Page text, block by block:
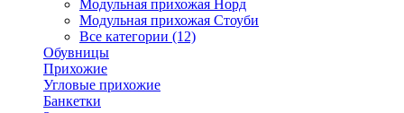
Модульная прихожая Норд
Модульная прихожая Стоуби
Все категории (12)
Обувницы
Прихожие
Угловые прихожие
Банкетки